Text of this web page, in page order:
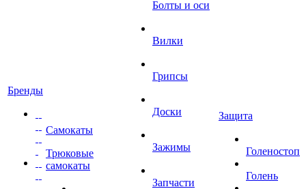
Бренды
Самокаты
Трюковые
самокаты
Болты и оси
Вилки
Грипсы
Доски
Зажимы
Запчасти
Защита
Голеностоп
Голень